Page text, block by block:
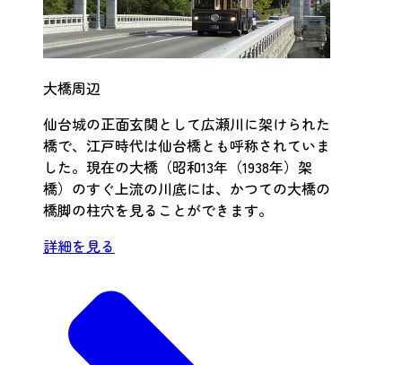
大橋周辺
仙台城の正面玄関として広瀬川に架けられた
橋で、江戸時代は仙台橋とも呼称されていま
した。現在の大橋（昭和13年（1938年）架
橋）のすぐ上流の川底には、かつての大橋の
橋脚の柱穴を見ることができます。
詳細を見る